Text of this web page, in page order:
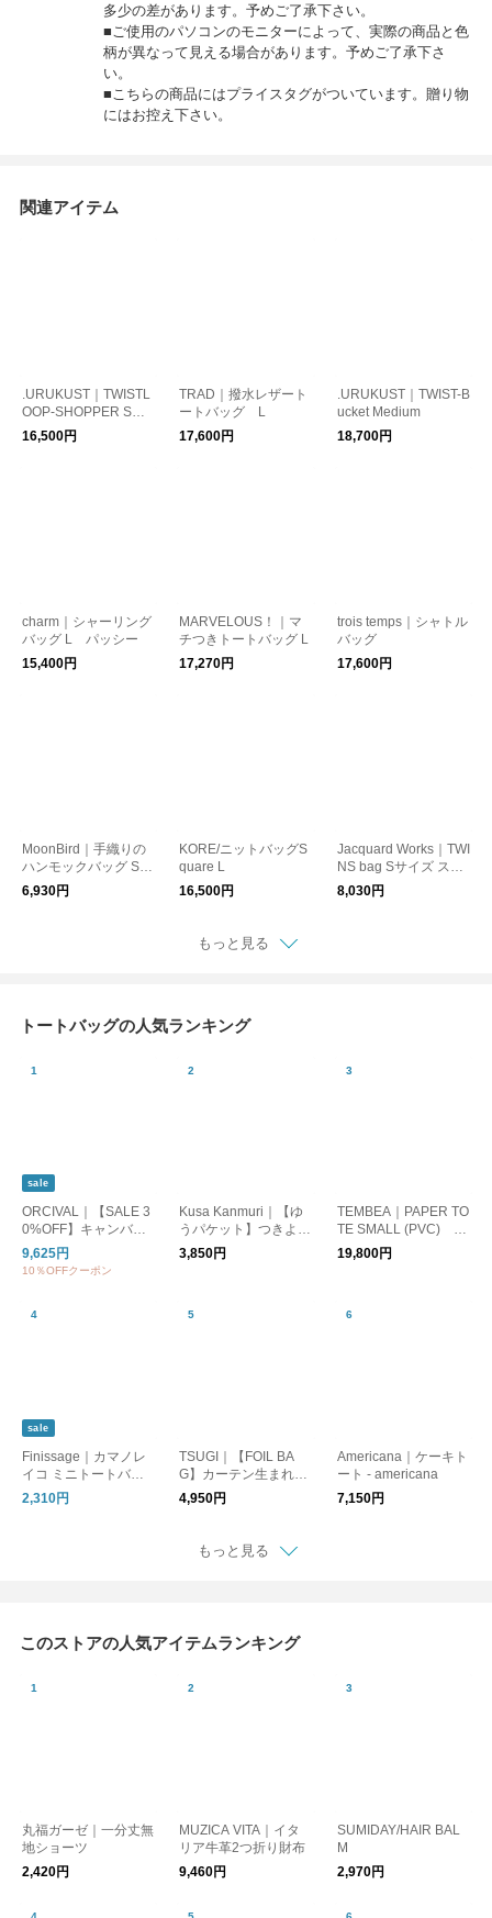
多少の差があります。予めご了承下さい。
■ご使用のパソコンのモニターによって、実際の商品と色
柄が異なって見える場合があります。予めご了承下さ
い。
■こちらの商品にはプライスタグがついています。贈り物
にはお控え下さい。
関連アイテム
.URUKUST｜TWISTL
OOP-SHOPPER Smal
l16,500円
TRAD｜撥水レザート
ートバッグ L
17,600円
.URUKUST｜TWIST-B
ucket Medium
18,700円
charm｜シャーリング
バッグ L パッシー
15,400円
MARVELOUS！｜マ
チつきトートバッグ L
17,270円
trois temps｜シャトル
バッグ
17,600円
MoonBird｜手織りの
ハンモックバッグ Sサ
イズ
6,930円
KORE/ニットバッグS
quare L
16,500円
Jacquard Works｜TWI
NS bag Sサイズ スタ
イルストア限定色
8,030円
もっと見る
トートバッグの人気ランキング
sale
ORCIVAL｜【SALE 3
0%OFF】キャンバス
トートバッグM or-h02
84kwc
9,625円
10％OFFクーポン
Kusa Kanmuri｜【ゆ
うパケット】つきよの
うさぎ ばっぐ トー
トバッグ うさぎ エ
3,850円
TEMBEA｜PAPER TO
TE SMALL (PVC) D
OG-1/トートバッグ 犬
19,800円
sale
Finissage｜カマノレ
イコ ミニトートバッ
グ
2,310円
TSUGI｜【FOIL BA
G】カーテン生まれの
シルバー トートバッ
グ（SHIWA/FLAT）
4,950円
Americana｜ケーキト
ート - americana
7,150円
もっと見る
このストアの人気アイテムランキング
丸福ガーゼ｜一分丈無
地ショーツ
2,420円
MUZICA VITA｜イタ
リア牛革2つ折り財布
9,460円
SUMIDAY/HAIR BAL
M
2,970円